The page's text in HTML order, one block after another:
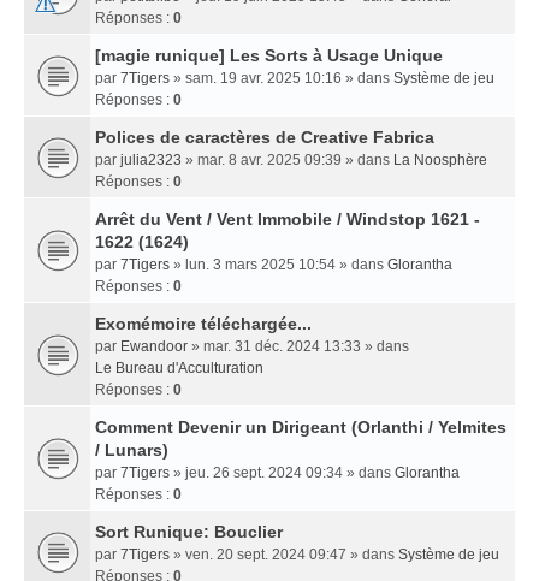
Réponses : 0
[magie runique] Les Sorts à Usage Unique
par 7Tigers » sam. 19 avr. 2025 10:16 » dans Système de jeu
Réponses : 0
Polices de caractères de Creative Fabrica
par julia2323 » mar. 8 avr. 2025 09:39 » dans La Noosphère
Réponses : 0
Arrêt du Vent / Vent Immobile / Windstop 1621 -
1622 (1624)
par 7Tigers » lun. 3 mars 2025 10:54 » dans Glorantha
Réponses : 0
Exomémoire téléchargée...
par Ewandoor » mar. 31 déc. 2024 13:33 » dans
Le Bureau d'Acculturation
Réponses : 0
Comment Devenir un Dirigeant (Orlanthi / Yelmites
/ Lunars)
par 7Tigers » jeu. 26 sept. 2024 09:34 » dans Glorantha
Réponses : 0
Sort Runique: Bouclier
par 7Tigers » ven. 20 sept. 2024 09:47 » dans Système de jeu
Réponses : 0